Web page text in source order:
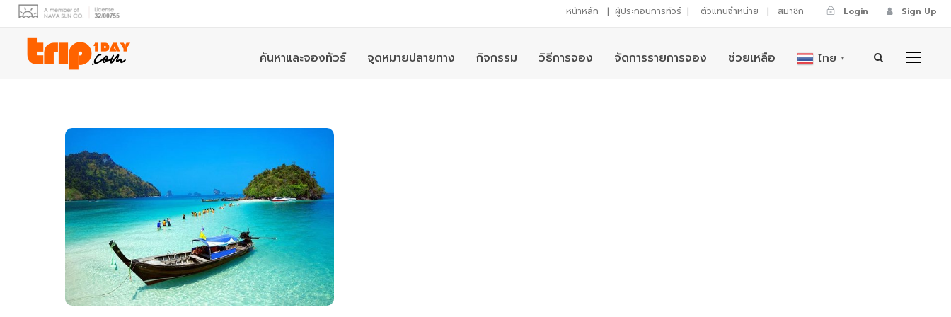
หน้าหลัก | ผู้ประกอบการทัวร์ | ตัวแทนจำหน่าย | สมาชิก Login Sign Up
ค้นหาและจองทัวร์ จุดหมายปลายทาง กิจกรรม วิธีการจอง จัดการรายการจอง ช่วยเหลือ ไทย ▼